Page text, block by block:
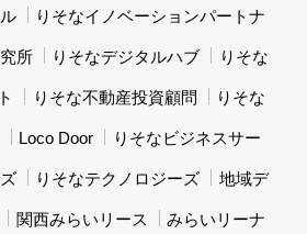
りそなイノベーションパートナ
所 りそなデジタルハブ りそな
りそな不動産投資顧問 りそな
Loco Door りそなビジネスサー
りそなテクノロジーズ 地域デ
関西みらいリース みらいリーナ